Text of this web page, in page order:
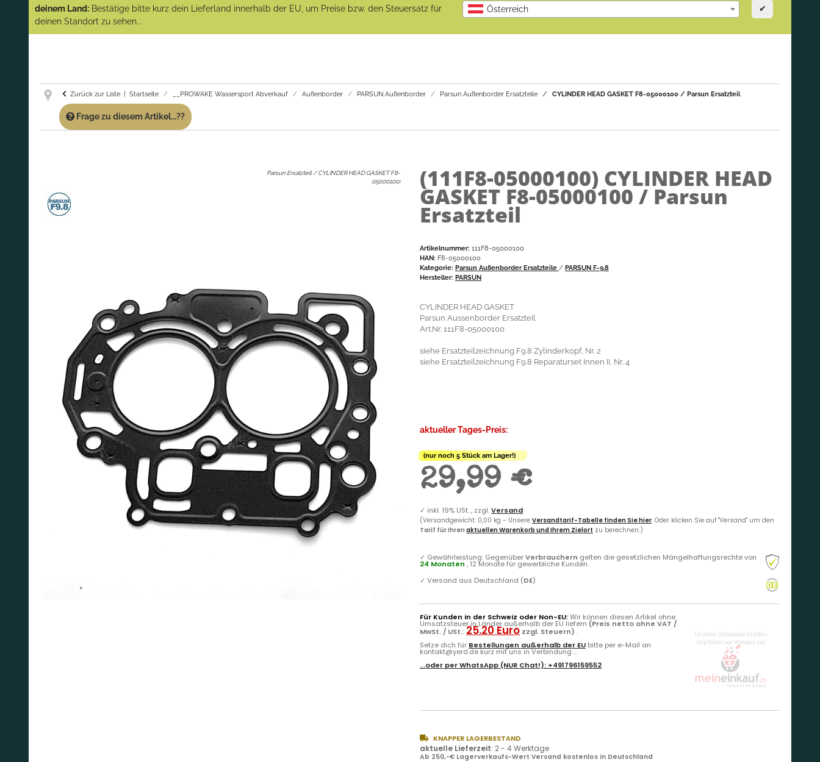
(Abverkauf)!
GARANTIE UND SERVICE:
Artikeln einfach an!
deinem Land: Bestätige bitte kurz dein Lieferland innerhalb der EU, um Preise bzw. den Steuersatz für
deinen Standort zu sehen...
Österreich ✔
Zurück zur Liste Startseite __PROWAKE Wassersport Abverkauf Außenborder PARSUN Außenborder Parsun Außenborder Ersatzteile CYLINDER HEAD GASKET F8-05000100 / Parsun Ersatzteil
Frage zu diesem Artikel...??
Parsun Ersatzteil / CYLINDER HEAD GASKET F8-
05000100: (111F8-05000100) CYLINDER HEAD
GASKET F8-05000100 / Parsun
Ersatzteil
Artikelnummer: 111F8-05000100
HAN: F8-05000100
Kategorie: Parsun Außenborder Ersatzteile / PARSUN F-9.8
Hersteller: PARSUN
CYLINDER HEAD GASKET
Parsun Aussenborder Ersatzteil
Art.Nr. 111F8-05000100
siehe Ersatzteilzeichnung F9.8 Zylinderkopf, Nr. 2
siehe Ersatzteilzeichnung F9.8 Reparaturset Innen II, Nr. 4
aktueller Tages-Preis:
(nur noch 5 Stück am Lager!)
29,99 €
✓ inkl. 19% USt. , zzgl.Versand
(Versandgewicht: 0,00 kg - Unsere Versandtarif-Tabelle finden Sie hier. Oder klicken Sie auf "Versand" um den
Tarif für Ihren aktuellen Warenkorb und Ihrem Zielort zu berechnen.)
✓ Gewährleistung: GegenüberVerbrauchern gelten die gesetzlichen Mängelhaftungsrechte von
24 Monaten , 12 Monate für gewerbliche Kunden.
✓ Versand aus Deutschland (DE)
Für Kunden in der Schweiz oder Non-EU:Wir können diesen Artikel ohne
Umsatzsteuer in Länder außerhalb der EU liefern (Preis netto ohne VAT /
MwSt. / USt.: 25.20 Euro zzgl. Steuern) .
Setze dich für Bestellungen außerhalb der EU bitte per e-Mail an
kontakt@yerd.de kurz mit uns in Verbindung ...
...oder perWhatsApp (NUR Chat!): +491796159552
KNAPPER LAGERBESTAND
aktuelle Lieferzeit: 2 - 4 Werktage
Ab 250,-€ Lagerverkaufs-Wert Versand kostenlos in Deutschland